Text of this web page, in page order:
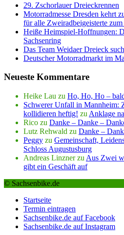
29. Zschorlauer Dreieckrennen
Motorradmesse Dresden kehrt
für alle Zweiradbeigeisterte zum
Heiße Heimspiel-Hoffnungen:
Sachsenring
Das Team Weidaer Dreieck
Deutscher Motorradmarkt im
Neueste Kommentare
Heike Lau zu Ho, Ho, Ho –
Schwerer Unfall in Mannheim:
kollidieren heftig! zu Anklage
Rico zu Danke – Danke –
Lutz Rehwald zu Danke –
Peggy zu Gemeinschaft,
Schloss Augustusburg
Andreas Linznerzu Aus Zwei
gibt ein Geschäft auf
© Sachsenbike.de
Startseite
Termin eintragen
Sachsenbike.de auf Facebook
Sachsenbike.de auf Instagram